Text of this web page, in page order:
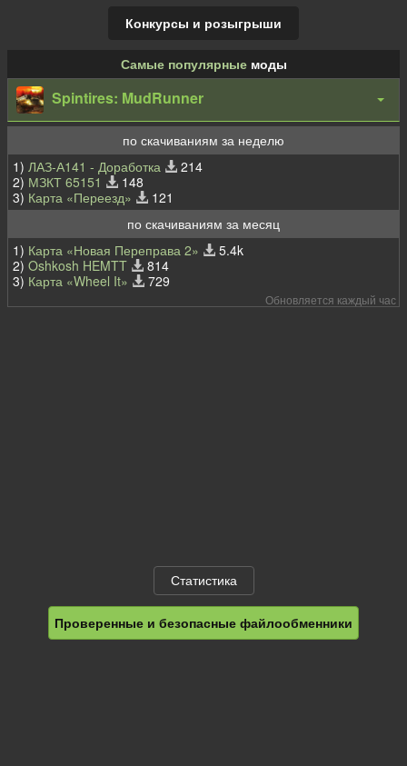
Конкурсы и розыгрыши
Самые популярныемоды
Spintires: MudRunner
по скачиваниям за неделю
1) ЛАЗ-А141 - Доработка
214
2) МЗКТ 65151
148
3) Карта «Переезд»
121
по скачиваниям за месяц
1) Карта «Новая Переправа 2»
5.4k
2) Oshkosh HEMTT
814
3) Карта «Wheel It» 729
Обновляется каждый час
Статистика
Проверенные и безопасные файлообменники